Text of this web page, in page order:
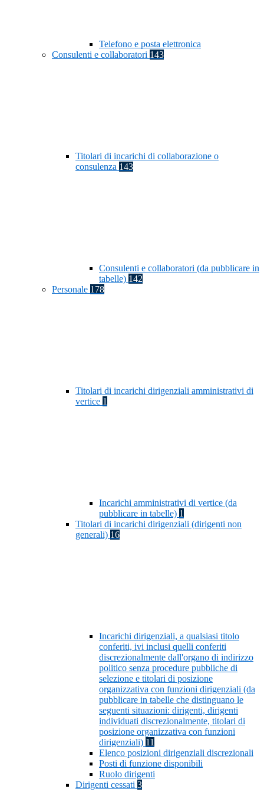
Telefono e posta elettronica
Consulenti e collaboratori 143
Titolari di incarichi di collaborazione o
consulenza 143
Consulenti e collaboratori (da pubblicare in
tabelle) 142
Personale 178
Titolari di incarichi dirigenziali amministrativi di
vertice 1
Incarichi amministrativi di vertice (da
pubblicare in tabelle) 1
Titolari di incarichi dirigenziali (dirigenti non
generali) 16
Incarichi dirigenziali, a qualsiasi titolo
conferiti, ivi inclusi quelli conferiti
discrezionalmente dall'organo di indirizzo
politico senza procedure pubbliche di
selezione e titolari di posizione
organizzativa con funzioni dirigenziali (da
pubblicare in tabelle che distinguano le
seguenti situazioni: dirigenti, dirigenti
individuati discrezionalmente, titolari di
posizione organizzativa con funzioni
dirigenziali) 11
Elenco posizioni dirigenziali discrezionali
Posti di funzione disponibili
Ruolo dirigenti
Dirigenti cessati 3